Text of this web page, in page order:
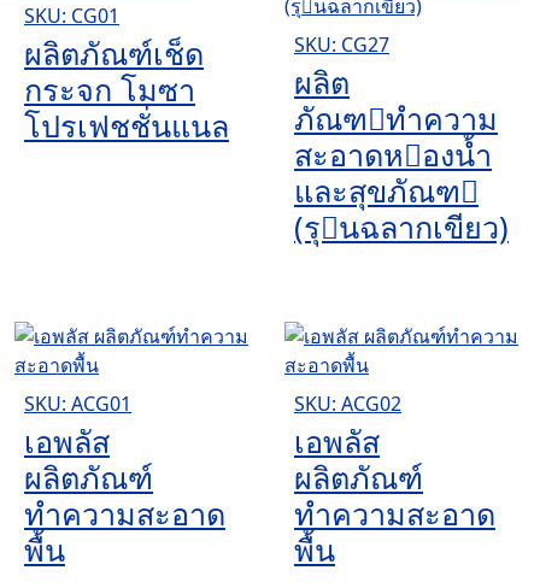
SKU: CG01
ผลิตภัณฑ์เช็ด
กระจก โมซา
โปรเฟชชั่นแนล
SKU: CG27
ผลิต
ภัณฑทำความ
สะอาดหองน้ำ
และสุขภัณฑ
(รุนฉลากเขียว)
SKU: ACG01
เอพลัส
ผลิตภัณฑ์
ทำความสะอาด
พื้น
SKU: ACG02
เอพลัส
ผลิตภัณฑ์
ทำความสะอาด
พื้น